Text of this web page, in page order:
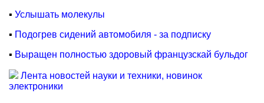
▪ Услышать молекулы
▪ Подогрев сидений автомобиля - за подписку
▪ Выращен полностью здоровый французскай бульдог
Лента новостей науки и техники, новинок
электроники